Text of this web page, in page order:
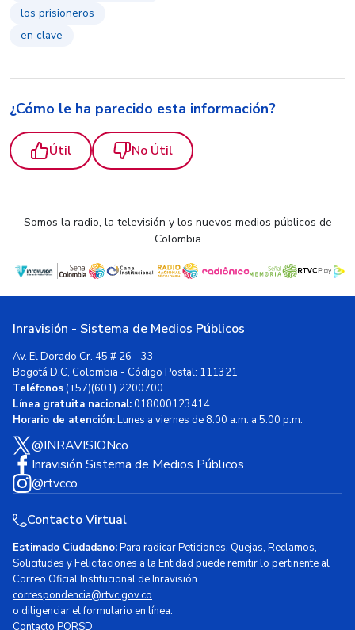
los prisioneros
en clave
¿Cómo le ha parecido esta información?
Útil No Útil
Somos la radio, la televisión y los nuevos medios públicos de
Colombia
Inravisión - Sistema de Medios Públicos
Av. El Dorado Cr. 45 # 26 - 33
Bogotá D.C, Colombia - Código Postal: 111321
Teléfonos(+57)(601) 2200700
Línea gratuita nacional:018000123414
Horario de atención:Lunes a viernes de 8:00 a.m. a 5:00 p.m.
@INRAVISIONco
Inravisión Sistema de Medios Públicos
@rtvcco
Contacto Virtual
Estimado Ciudadano:Para radicar Peticiones, Quejas, Reclamos,
Solicitudes y Felicitaciones a la Entidad puede remitir lo pertinente al
Correo Oficial Institucional de Inravisión
correspondencia@rtvc.gov.co
o diligenciar el formulario en línea:
Contacto PQRSD